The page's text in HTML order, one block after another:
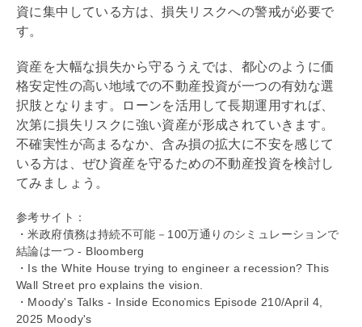
資に集中している方は、損失リスクへの警戒が必要で
す。
資産を大幅な損失から守るうえでは、都心のように価
格安定性の高い地域での不動産投資が一つの有効な選
択肢となります。ローンを活用して長期運用すれば、
次第に損失リスクに強い資産が形成されていきます。
不確実性が高まるなか、含み損の拡大に不安を感じて
いる方は、ぜひ資産を守るための不動産投資を検討し
てみましょう。
参考サイト：
・米政府債務は持続不可能－100万通りのシミュレーションで
結論は一つ - Bloomberg
・Is the White House trying to engineer a recession? This
Wall Street pro explains the vision.
・Moody's Talks - Inside Economics Episode 210/April 4,
2025 Moody's